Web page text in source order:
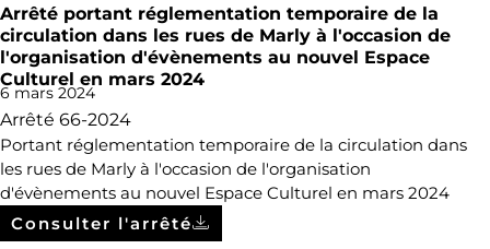
Arrêté portant réglementation temporaire de la
circulation dans les rues de Marly à l'occasion de
l'organisation d'évènements au nouvel Espace
Culturel en mars 2024
6 mars 2024
Arrêté 66-2024
Portant réglementation temporaire de la circulation dans
les rues de Marly à l'occasion de l'organisation
d'évènements au nouvel Espace Culturel en mars 2024
Consulter l'arrêté